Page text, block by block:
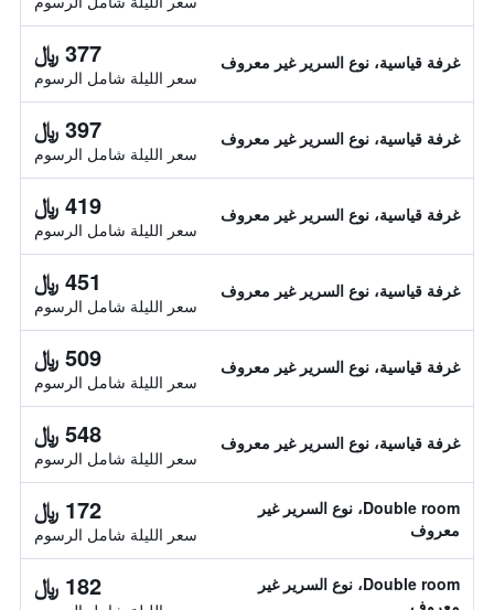
غرفة قياسية، نوع السرير غير معروف 377 ﷼
سعر الليلة شامل الرسوم
غرفة قياسية، نوع السرير غير معروف 397 ﷼
سعر الليلة شامل الرسوم
غرفة قياسية، نوع السرير غير معروف 419 ﷼
سعر الليلة شامل الرسوم
غرفة قياسية، نوع السرير غير معروف 451 ﷼
سعر الليلة شامل الرسوم
غرفة قياسية، نوع السرير غير معروف 509 ﷼
سعر الليلة شامل الرسوم
غرفة قياسية، نوع السرير غير معروف 548 ﷼
سعر الليلة شامل الرسوم
Double room، نوع السرير غير
معروف
172 ﷼
سعر الليلة شامل الرسوم
Double room، نوع السرير غير
معروف
182 ﷼